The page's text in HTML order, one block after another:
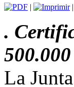
| |
.
La